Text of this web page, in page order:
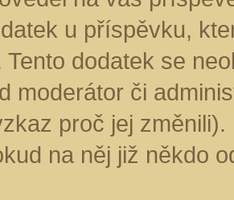
u příspěvku,
Tento dodatek se
moderátor či
proč jej
na něj již někdo